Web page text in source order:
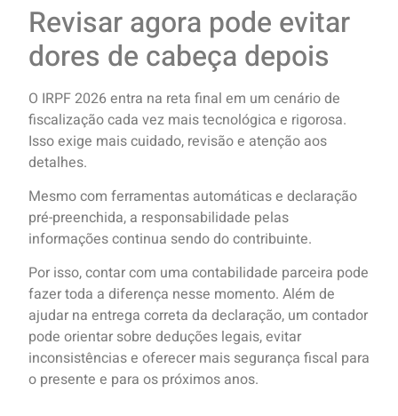
Revisar agora pode evitar
dores de cabeça depois
O IRPF 2026 entra na reta final em um cenário de
fiscalização cada vez mais tecnológica e rigorosa.
Isso exige mais cuidado, revisão e atenção aos
detalhes.
Mesmo com ferramentas automáticas e declaração
pré-preenchida, a responsabilidade pelas
informações continua sendo do contribuinte.
Por isso, contar com uma contabilidade parceira pode
fazer toda a diferença nesse momento. Além de
ajudar na entrega correta da declaração, um contador
pode orientar sobre deduções legais, evitar
inconsistências e oferecer mais segurança fiscal para
o presente e para os próximos anos.